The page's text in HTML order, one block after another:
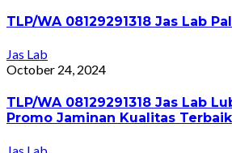
TLP/WA 08129291318 Jas Lab
Jas Lab
October 24, 2024
TLP/WA 08129291318 Jas Lab
Promo Jaminan Kualitas Terbaik